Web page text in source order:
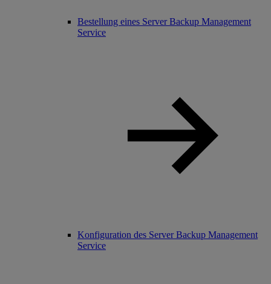
Bestellung eines Server Backup Management
Service
Konfiguration des Server Backup Management
Service